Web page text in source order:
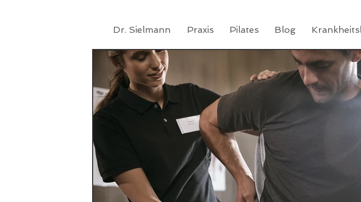
Dr. Sielmann Praxis Pilates Blog